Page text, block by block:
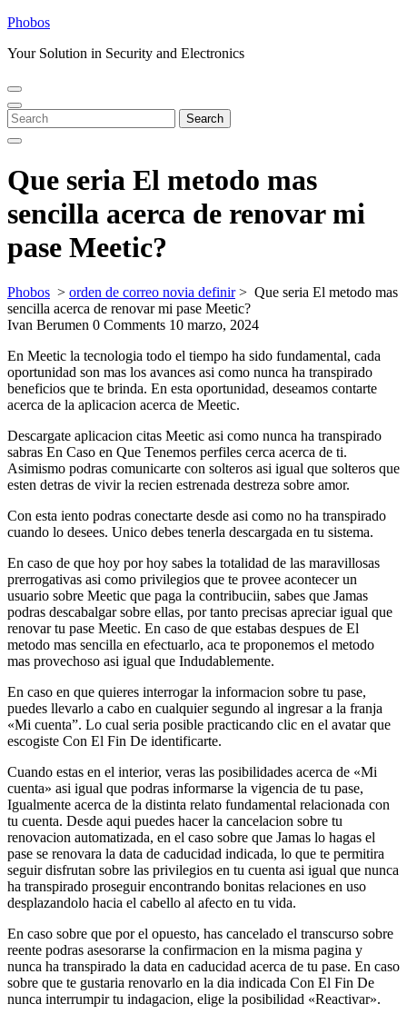
Skip
content
Phobos
Your Solution in Security and Electronics
Open
Menu
Close
Menu
Search
for:
Search
Que seri­a El metodo mas
sencilla acerca de renovar mi
pase Meetic?
Phobos > orden de correo novia definir> Que seri­a El metodo mas
sencilla acerca de renovar mi pase Meetic?
Ivan Berumen 0 Comments 10 marzo, 2024
En Meetic la tecnologia todo el tiempo ha sido fundamental, cada
oportunidad son mas los avances asi­ como nunca ha transpirado
beneficios que te brinda. En esta oportunidad, deseamos contarte
acerca de la aplicacion acerca de Meetic.
Descargate aplicacion citas Meetic asi como nunca ha transpirado
sabras En Caso en Que Tenemos perfiles cerca acerca de ti.
Asimismo podras comunicarte con solteros asi igual que solteros que
esten detras de vivir la recien estrenada destreza sobre amor.
Con esta iento podras conectarte desde asi como no ha transpirado
cuando lo desees. Unico debes tenerla descargada en tu sistema.
En caso de que hoy por hoy sabes la totalidad de las maravillosas
prerrogativas asi como privilegios que te provee acontecer un
usuario sobre Meetic que paga la contribuciin, sabes que Jamas
podras descabalgar sobre ellas, por tanto precisas apreciar igual que
renovar tu pase Meetic. En caso de que estabas despues de El
metodo mas sencilla en efectuarlo, aca te proponemos el metodo
mas provechoso asi igual que Indudablemente.
En caso en que quieres interrogar la informacion sobre tu pase,
puedes llevarlo a cabo en cualquier segundo al ingresar a la franja
«Mi cuenta”. Lo cual seria posible practicando clic en el avatar que
escogiste Con El Fin De identificarte.
Cuando estas en el interior, veras las posibilidades acerca de «Mi
cuenta» asi igual que podras informarse la vigencia de tu pase,
Igualmente acerca de la distinta relato fundamental relacionada con
tu cuenta. Desde aqui puedes hacer la cancelacion sobre tu
renovacion automatizada, en el caso sobre que Jamas lo hagas el
pase se renovara la data de caducidad indicada, lo que te permitira
seguir disfrutan sobre las privilegios en tu cuenta asi igual que nunca
ha transpirado proseguir encontrando bonitas relaciones en uso
desplazandolo hacia el cabello al afecto en tu vida.
En caso sobre que por el opuesto, has cancelado el transcurso sobre
reente podras asesorarse la confirmacion en la misma pagina y
nunca ha transpirado la data en caducidad acerca de tu pase. En caso
sobre que te gustaria renovarlo en la dia indicada Con El Fin De
nunca interrumpir tu indagacion, elige la posibilidad «Reactivar».